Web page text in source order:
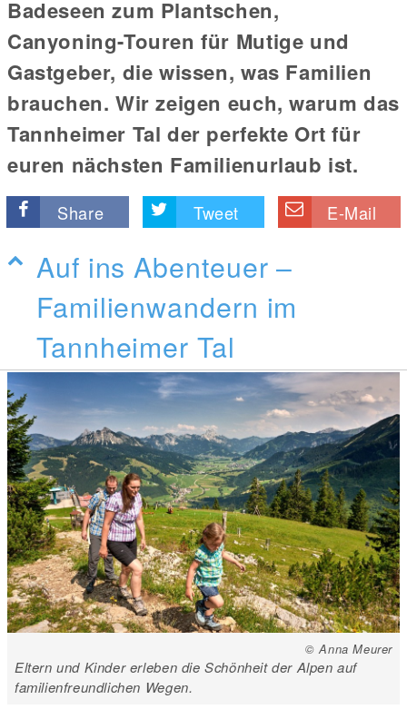
Badeseen zum Plantschen,
Canyoning-Touren für Mutige und
Gastgeber, die wissen, was Familien
brauchen. Wir zeigen euch, warum das
Tannheimer Tal der perfekte Ort für
euren nächsten Familienurlaub ist.
Share Tweet E-Mail
Auf ins Abenteuer –
Familienwandern im
Tannheimer Tal
© Anna Meurer
Eltern und Kinder erleben die Schönheit der Alpen auf
familienfreundlichen Wegen.